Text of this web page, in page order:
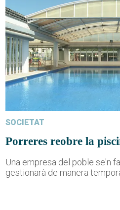
SOCIETAT
Porreres reobre la
Una empresa del poble se'n
gestionarà de manera